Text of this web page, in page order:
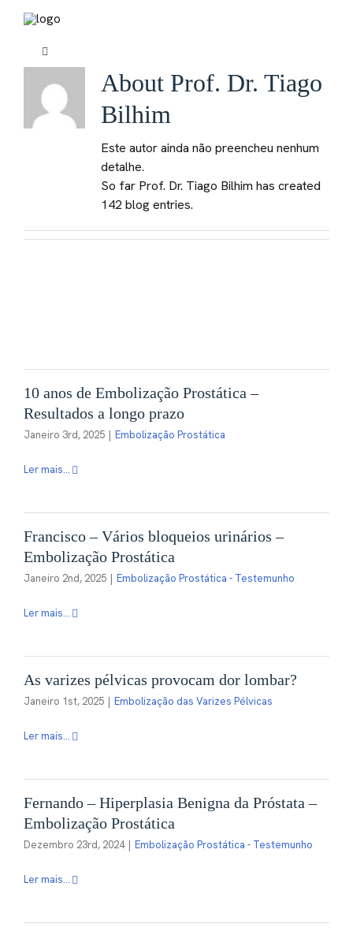
Toggle
Navigation
Sobre mim
Radiologia de Intervenção
Contactos
About Prof. Dr. Tiago
Bilhim
Este autor ainda não preencheu nenhum
detalhe.
So far Prof. Dr. Tiago Bilhim has created
142 blog entries.
10 anos de Embolização Prostática –
Resultados a longo prazo
Janeiro 3rd, 2025 | Embolização Prostática
Ler mais...
Francisco – Vários bloqueios urinários –
Embolização Prostática
Janeiro 2nd, 2025 | Embolização Prostática - Testemunho
Ler mais...
As varizes pélvicas provocam dor lombar?
Janeiro 1st, 2025 | Embolização das Varizes Pélvicas
Ler mais...
Fernando – Hiperplasia Benigna da Próstata –
Embolização Prostática
Dezembro 23rd, 2024 | Embolização Prostática - Testemunho
Ler mais...